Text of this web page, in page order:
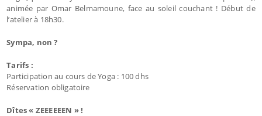
animée par Omar Belmamoune, face au soleil couchant ! Début de
l’atelier à 18h30.
Sympa, non ?
Tarifs :
Participation au cours de Yoga : 100 dhs
Réservation obligatoire
Dîtes « ZEEEEEEN » !